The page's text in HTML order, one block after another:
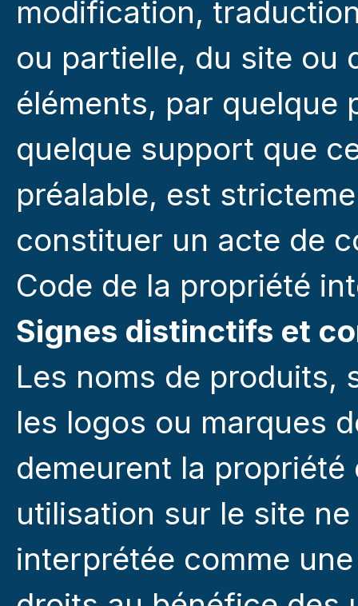
modification,
ou partielle, du site ou
éléments, par quelque
quelque support que
préalable, est
constituer un acte de
Code de la propriété
Signes distinctifs et
Les noms de produits,
les logos ou marques
demeurent la
utilisation sur le site
interprétée comme